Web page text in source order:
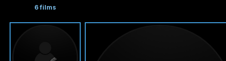
6 films